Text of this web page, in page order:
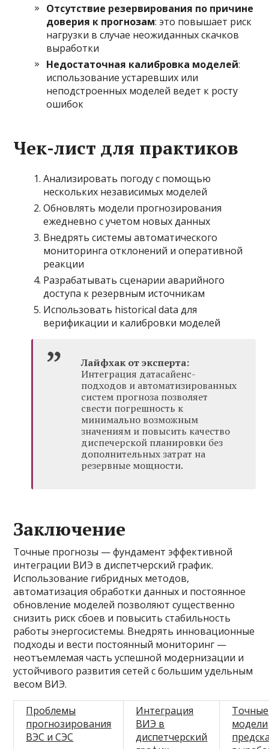
Отсутствие резервирования по причине
доверия к прогнозам: это повышает риск
нагрузки в случае неожиданных скачков
выработки
Недостаточная калибровка моделей:
использование устаревших или
неподстроенных моделей ведет к росту
ошибок
Чек-лист для практиков
Анализировать погоду с помощью
нескольких независимых моделей
Обновлять модели прогнозирования
ежедневно с учетом новых данных
Внедрять системы автоматического
мониторинга отклонений и оперативной
реакции
Разрабатывать сценарии аварийного
доступа к резервным источникам
Использовать historical data для
верификации и калибровки моделей
Лайфхак от эксперта:
Интеграция датасайенс-
подходов и автоматизированных
систем прогноза позволяет
свести погрешность к
минимально возможным
значениям и повысить качество
диспечерской планировки без
дополнительных затрат на
резервные мощности.
Заключение
Точные прогнозы — фундамент эффективной
интеграции ВИЭ в диспетчерский график.
Использование гибридных методов,
автоматизация обработки данных и постоянное
обновление моделей позволяют существенно
снизить риск сбоев и повысить стабильность
работы энергосистемы. Внедрять инновационные
подходы и вести постоянный мониторинг —
неотъемлемая часть успешной модернизации и
устойчивого развития сетей с большим удельным
весом ВИЭ.
Проблемы
прогнозирования
ВЭС и СЭС
Интеграция
ВИЭ в
диспетчерский
Точные
модели